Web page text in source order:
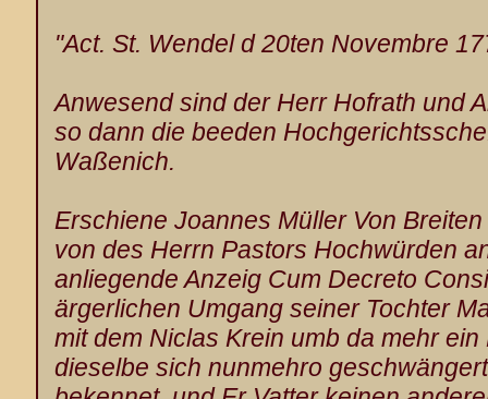
"Act. St. Wendel d 20ten Novembre
Anwesend sind der Herr Hofrath und
so dann die beeden
Waßenich.
Erschiene Joannes MüllerVon Breiten
von des Herrn Pastors Hochwürden
anliegende Anzeig Cum Decreto
ärgerlichen Umgang seiner Tochter
mit dem Niclas Krein umb da mehr
dieselbe sich nunmehro